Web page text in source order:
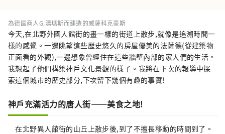
為德國商人G.湯瑪斯而建造的威薩科克豪斯
今天,在北野外國人館街的畫一樣的街道上散步,就像是追溯時間一
樣的感覺。一邊眺望這些歷史悠久的房屋優美的法薩德(從建築物
正面看的外觀),一邊想象曾經住在這些牆壁內部的家人們的生活。
我想起了他們構築神戶文化景觀的樣子。我將在下次的報導中探
索這個城市的歷史部分,下次留下幾個有趣的事實!
神戶充滿活力的唐人街——美食之地!
在北野異人館街的山丘上散步後,到了不擅長移動的時間到了。